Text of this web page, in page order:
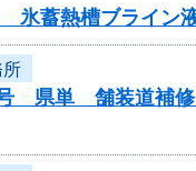
蓄熱槽ブライン
所
号 県単 舗装道補